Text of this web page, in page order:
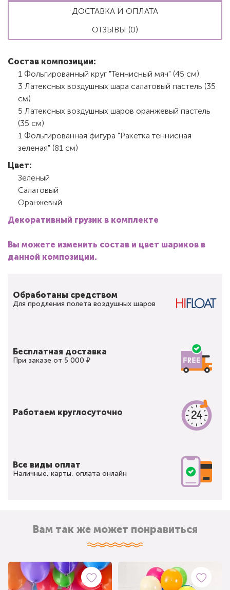
ДОСТАВКА И ОПЛАТА
ОТЗЫВЫ (0)
Состав композиции:
1 Фольгированный круг "Теннисный мяч" (45 см)
3 Латексных воздушных шара салатовый пастель (35
см)
5 Латексных воздушных шаров оранжевый пастель
(35 см)
1 Фольгированная фигура "Ракетка теннисная
зеленая" (81 см)
Цвет:
Зеленый
Салатовый
Оранжевый
Декоративный грузик в комплекте
Вы можете изменить состав и цвет шариков в
данной композиции.
Обработаны средством
Для продления полета воздушных шаров
Бесплатная доставка
При заказе от 5 000 ₽
Работаем круглосуточно
Все виды оплат
Наличные, карты, оплата онлайн
Вам так же может понравиться